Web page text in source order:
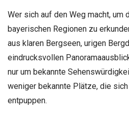
Wer sich auf den Weg macht, um
bayerischen Regionen zu
aus klaren Bergseen, urigen
eindrucksvollen
nur um bekannte
weniger bekannte Plätze, die
entpuppen.